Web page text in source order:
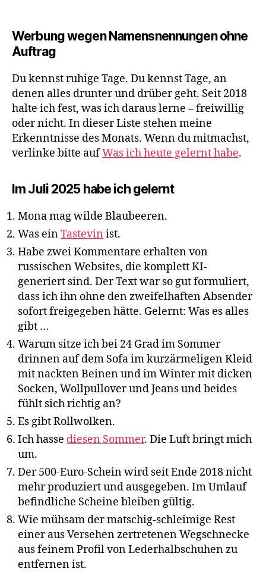
Werbung wegen Namensnennungen ohne
Auftrag
Du kennst ruhige Tage. Du kennst Tage, an
denen alles drunter und drüber geht. Seit 2018
halte ich fest, was ich daraus lerne – freiwillig
oder nicht. In dieser Liste stehen meine
Erkenntnisse des Monats. Wenn du mitmachst,
verlinke bitte aufWas ich heute gelernt habe.
Im Juli 2025 habe ich gelernt
Mona mag wilde Blaubeeren.
Was einTastevin ist.
Habe zwei Kommentare erhalten von
russischen Websites, die komplett KI-
generiert sind. Der Text war so gut formuliert,
dass ich ihn ohne den zweifelhaften Absender
sofort freigegeben hätte. Gelernt: Was es alles
gibt …
Warum sitze ich bei 24 Grad im Sommer
drinnen auf dem Sofa im kurzärmeligen Kleid
mit nackten Beinen und im Winter mit dicken
Socken, Wollpullover und Jeans und beides
fühlt sich richtig an?
Es gibt Rollwolken.
Ich hasse diesen Sommer. Die Luft bringt mich
um.
Der 500-Euro-Schein wird seit Ende 2018 nicht
mehr produziert und ausgegeben. Im Umlauf
befindliche Scheine bleiben gültig.
Wie mühsam der matschig-schleimige Rest
einer aus Versehen zertretenen Wegschnecke
aus feinem Profil von Lederhalbschuhen zu
entfernen ist.